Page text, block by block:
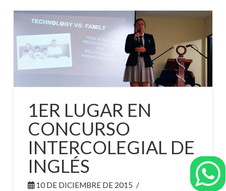
1ER LUGAR EN
CONCURSO
INTERCOLEGIAL DE
INGLÉS
10 DE DICIEMBRE DE 2015